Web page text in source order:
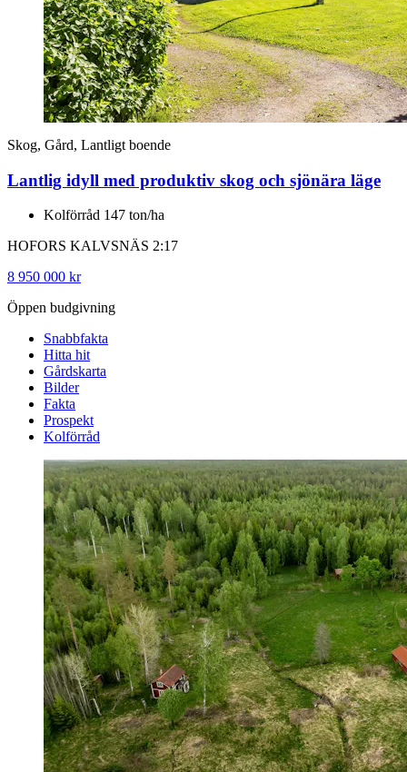
Skog, Gård, Lantligt boende
Lantlig idyll med produktiv skog och sjönära läge
Kolförråd 147 ton/ha
HOFORS KALVSNÄS 2:17
8 950 000 kr
Öppen budgivning
Snabbfakta
Hitta hit
Gårdskarta
Bilder
Fakta
Prospekt
Kolförråd